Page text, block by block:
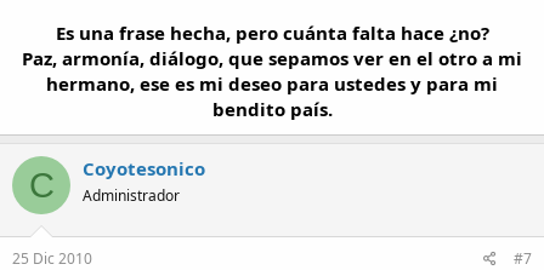
Es una frase hecha, pero cuánta falta hace ¿no?
Paz, armonía, diálogo, que sepamos ver en el otro a mi
hermano, ese es mi deseo para ustedes y para mi
bendito país.
C Coyotesonico
Administrador
25 Dic 2010 #7